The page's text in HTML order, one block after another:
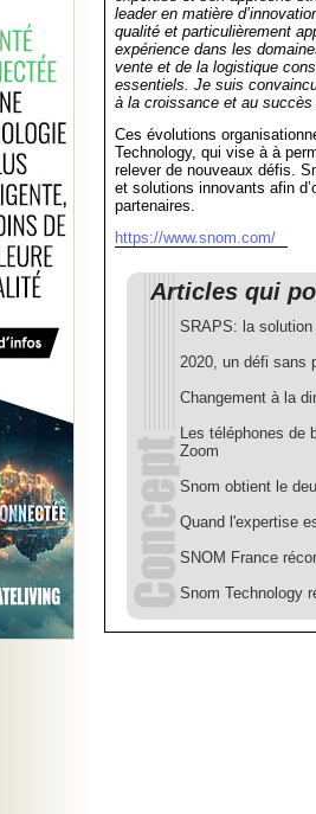
leader en matière
qualité et particulièrement
expérience dans les
vente et de la logistique
essentiels. Je suis
à la croissance et au
Ces évolutions
Technology, qui vise à à
relever de nouveaux défis.
et solutions innovants afin
partenaires.
https://www.snom.com/
Articles qui
SRAPS: la
2020, un défi sans
Changement à la
Les téléphones de
Zoom
Snom obtient le
Quand l'expertise
SNOM France
Snom Technology